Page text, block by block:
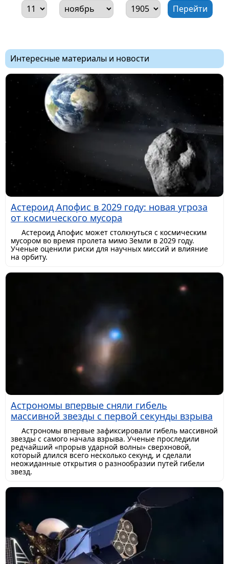
Интересные материалы и новости
Астероид Апофис в 2029 году: новая угроза
от космического мусора
Астероид Апофис может столкнуться с космическим
мусором во время пролета мимо Земли в 2029 году.
Ученые оценили риски для научных миссий и влияние
на орбиту.
Астрономы впервые сняли гибель
массивной звезды с первой секунды взрыва
Астрономы впервые зафиксировали гибель массивной
звезды с самого начала взрыва. Ученые проследили
редчайший «прорыв ударной волны» сверхновой,
который длился всего несколько секунд, и сделали
неожиданные открытия о разнообразии путей гибели
звезд.